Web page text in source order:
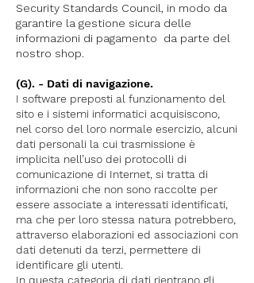
Security Standards Council, in modo da
garantire la gestione sicura delle
informazioni di pagamento da parte del
nostro shop.
(G). - Dati di navigazione.
I software preposti al funzionamento del
sito e i sistemi informatici acquisiscono,
nel corso del loro normale esercizio, alcuni
dati personali la cui trasmissione è
implicita nell’uso dei protocolli di
comunicazione di Internet, si tratta di
informazioni che non sono raccolte per
essere associate a interessati identificati,
ma che per loro stessa natura potrebbero,
attraverso elaborazioni ed associazioni con
dati detenuti da terzi, permettere di
identificare gli utenti.
In questa categoria di dati rientrano gli